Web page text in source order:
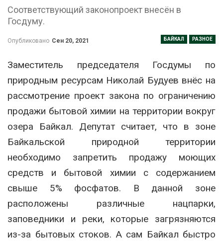
Соответствующий законопроект внесён в
Госдуму.
БАЙКАЛ РАЗНОЕ
Опубликовано Сен 20, 2021
Заместитель председателя Госдумы по
природным ресурсам Николай Будуев внёс на
рассмотрение проект закона по ограничению
продажи бытовой химии на территории вокруг
озера Байкал. Депутат считает, что в зоне
Байкальской природной территории
необходимо запретить продажу моющих
средств и бытовой химии с содержанием
свыше 5% фосфатов. В данной зоне
расположены различные нацпарки,
заповедники и реки, которые загрязняются
из-за бытовых стоков. А сам Байкал быстро